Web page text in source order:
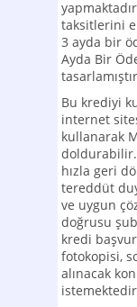
taksitlerini
3 ayda bir
Ayda Bir
Bu krediyi
internet
kullanarak
hızla geri
tereddüt
ve uygun
doğrusu
kredi
fotokopisi,
alınacak